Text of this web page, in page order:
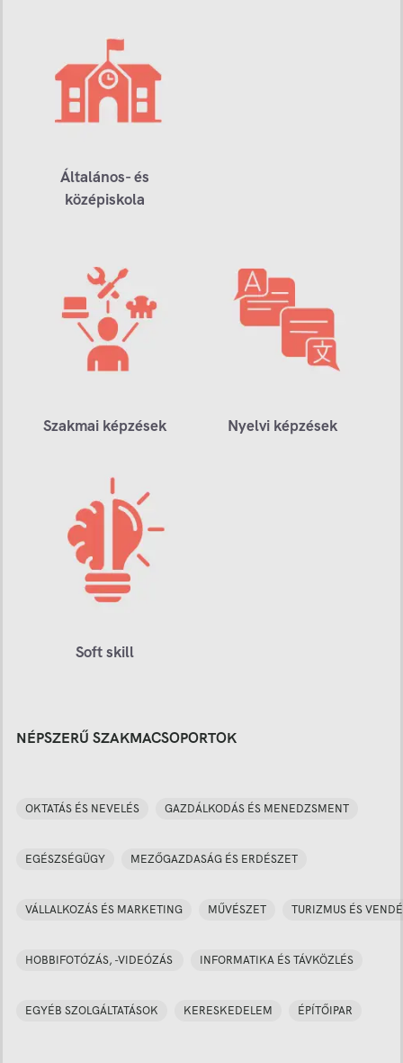
Általános- és
középiskola
Szakmai képzések Nyelvi képzések
Soft skill
NÉPSZERŰ SZAKMACSOPORTOK
OKTATÁS ÉS NEVELÉS GAZDÁLKODÁS ÉS MENEDZSMENT
EGÉSZSÉGÜGY MEZŐGAZDASÁG ÉS ERDÉSZET
VÁLLALKOZÁS ÉS MARKETING MŰVÉSZET TURIZMUS ÉS
HOBBIFOTÓZÁS, -VIDEÓZÁS INFORMATIKA ÉS TÁVKÖZLÉS
EGYÉB SZOLGÁLTATÁSOK KERESKEDELEM ÉPÍTŐIPAR